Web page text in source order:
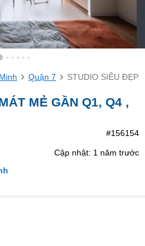
Quận 7 STUDIO SIÊU ĐẸP
MẺ GẦN Q1, Q4 ,
#156154
Cập nhật: 1 năm trước